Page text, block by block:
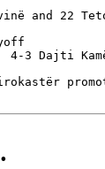
and 22
3 Dajti
.